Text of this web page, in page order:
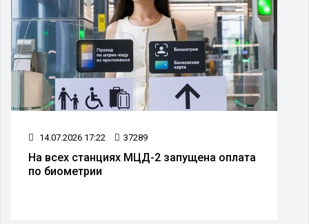
14.07.2026 17:22 37289
На всех станциях МЦД-2 запущена оплата
по биометрии